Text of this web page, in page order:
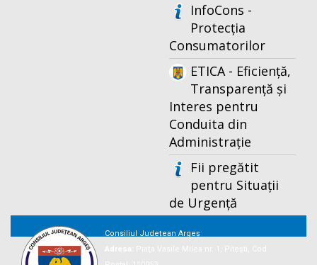
InfoCons -
Protecția
Consumatorilor
ETICA - Eficiență,
Transparență și
Interes pentru
Conduita din
Administrație
Fii pregătit
pentru Situații
de Urgență
Consiliul Județean Argeș